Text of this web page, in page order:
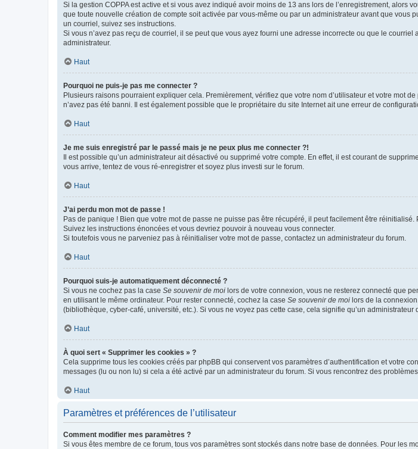
Si la gestion COPPA est active et si vous avez indiqué avoir moins de 13 ans lors de l’enregistrement,
que toute nouvelle création de compte soit activée par vous-même ou par un administrateur avant que vous
un courriel, suivez ses instructions.
Si vous n’avez pas reçu de courriel, il se peut que vous ayez fourni une adresse incorrecte ou que le
administrateur.
Haut
Pourquoi ne puis-je pas me connecter ?
Plusieurs raisons pourraient expliquer cela. Premièrement, vérifiez que votre nom d’utilisateur et votre mot
n’avez pas été banni. Il est également possible que le propriétaire du site Internet ait une erreur de
Haut
Je me suis enregistré par le passé mais je ne peux plus me connecter ?!
Il est possible qu’un administrateur ait désactivé ou supprimé votre compte. En effet, il est courant de
vous arrive, tentez de vous ré-enregistrer et soyez plus investi sur le forum.
Haut
J’ai perdu mon mot de passe !
Pas de panique ! Bien que votre mot de passe ne puisse pas être récupéré, il peut facilement être
Suivez les instructions énoncées et vous devriez pouvoir à nouveau vous connecter.
Si toutefois vous ne parveniez pas à réinitialiser votre mot de passe, contactez un administrateur du forum.
Haut
Pourquoi suis-je automatiquement déconnecté ?
Si vous ne cochez pas la case Se souvenir de moi lors de votre connexion, vous ne resterez connecté que
en utilisant le même ordinateur. Pour rester connecté, cochez la case Se souvenir de moi lors de la
(bibliothèque, cyber-café, université, etc.). Si vous ne voyez pas cette case, cela signifie qu’un
Haut
À quoi sert « Supprimer les cookies » ?
Cela supprime tous les cookies créés par phpBB qui conservent vos paramètres d’authentification et votre
messages (lu ou non lu) si cela a été activé par un administrateur du forum. Si vous rencontrez des
Haut
Paramètres et préférences de l’utilisateur
Comment modifier mes paramètres ?
Si vous êtes membre de ce forum, tous vos paramètres sont stockés dans notre base de données. Pour les